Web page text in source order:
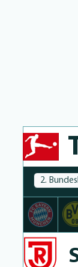
2.